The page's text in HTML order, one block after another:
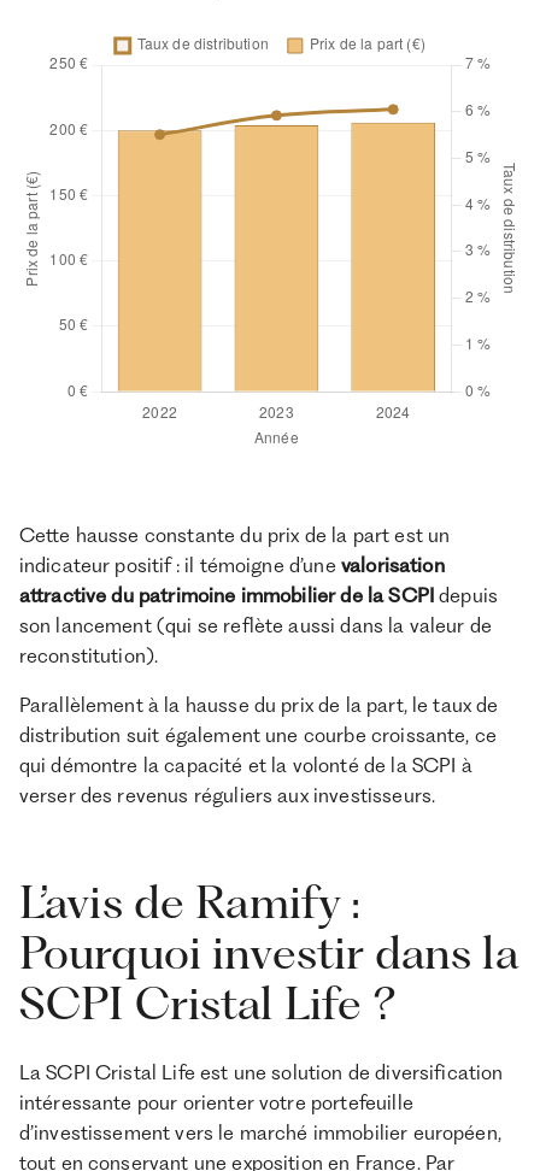
Cette hausse constante du prix de la part est un
indicateur positif : il témoigne d’une valorisation
attractive du patrimoine immobilier de la SCPIdepuis
son lancement (qui se reflète aussi dans la valeur de
reconstitution).
Parallèlement à la hausse du prix de la part, le taux de
distribution suit également une courbe croissante, ce
qui démontre la capacité et la volonté de la SCPI à
verser des revenus réguliers aux investisseurs.
L’avis de Ramify :
Pourquoi investir dans la
SCPI Cristal Life ?
La SCPI Cristal Life est une solution de diversification
intéressante pour orienter votre portefeuille
d’investissement vers le marché immobilier européen,
tout en conservant une exposition en France. Par